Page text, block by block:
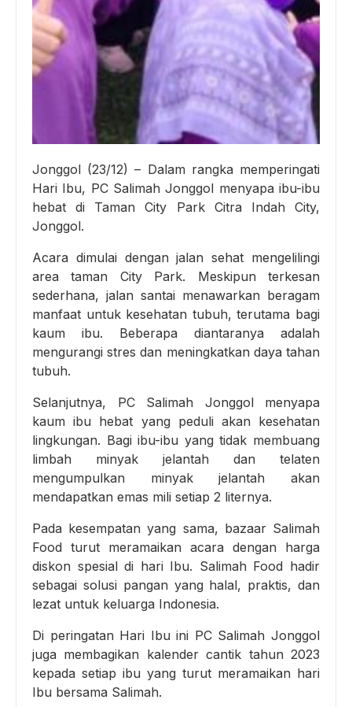
Jonggol (23/12) – Dalam rangka memperingati
Hari Ibu, PC Salimah Jonggol menyapa ibu-ibu
hebat di Taman City Park Citra Indah City,
Jonggol.
Acara dimulai dengan jalan sehat mengelilingi
area taman City Park. Meskipun terkesan
sederhana, jalan santai menawarkan beragam
manfaat untuk kesehatan tubuh, terutama bagi
kaum ibu. Beberapa diantaranya adalah
mengurangi stres dan meningkatkan daya tahan
tubuh.
Selanjutnya, PC Salimah Jonggol menyapa
kaum ibu hebat yang peduli akan kesehatan
lingkungan. Bagi ibu-ibu yang tidak membuang
limbah minyak jelantah dan telaten
mengumpulkan minyak jelantah akan
mendapatkan emas mili setiap 2 liternya.
Pada kesempatan yang sama, bazaar Salimah
Food turut meramaikan acara dengan harga
diskon spesial di hari Ibu. Salimah Food hadir
sebagai solusi pangan yang halal, praktis, dan
lezat untuk keluarga Indonesia.
Di peringatan Hari Ibu ini PC Salimah Jonggol
juga membagikan kalender cantik tahun 2023
kepada setiap ibu yang turut meramaikan hari
Ibu bersama Salimah.